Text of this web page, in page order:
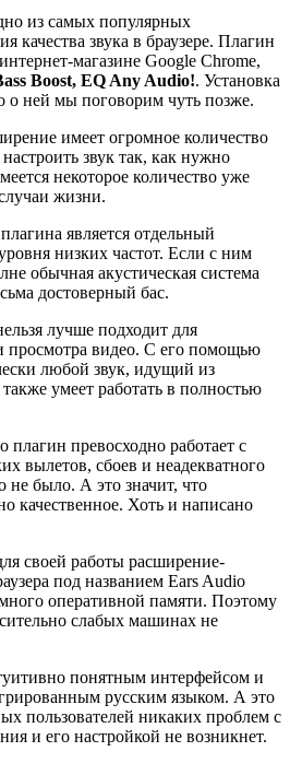
из самых популярных
качества звука в браузере. Плагин
магазине Google Chrome,
Boost, EQ Any Audio!. Установка
о ней мы поговорим чуть позже.
имеет огромное количество
звук так, как нужно
некоторое количество уже
жизни.
является отдельный
низких частот. Если с ним
обычная акустическая система
достоверный бас.
лучше подходит для
просмотра видео. С его помощью
любой звук, идущий из
умеет работать в полностью
плагин превосходно работает с
вылетов, сбоев и неадекватного
не было. А это значит, что
качественное. Хоть и написано
своей работы расширение-
под названием Ears Audio
оперативной памяти. Поэтому
слабых машинах не
понятным интерфейсом и
русским языком. А это
пользователей никаких проблем с
и его настройкой не возникнет.